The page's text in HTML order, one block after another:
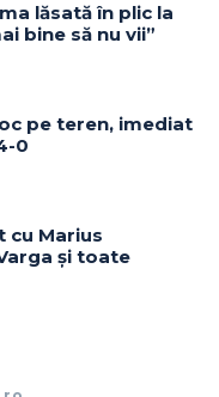
lăsată în plic la
bine să nu vii”
pe teren, imediat
0
cu Marius
și toate